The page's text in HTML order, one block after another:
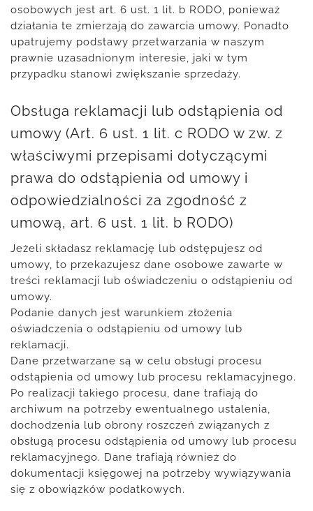
osobowych jest art. 6 ust. 1 lit. b RODO, ponieważ
działania te zmierzają do zawarcia umowy. Ponadto
upatrujemy podstawy przetwarzania w naszym
prawnie uzasadnionym interesie, jaki w tym
przypadku stanowi zwiększanie sprzedaży.
Obsługa reklamacji lub odstąpienia od
umowy (Art. 6 ust. 1 lit. c RODO w zw. z
właściwymi przepisami dotyczącymi
prawa do odstąpienia od umowy i
odpowiedzialności za zgodność z
umową, art. 6 ust. 1 lit. b RODO)
Jeżeli składasz reklamację lub odstępujesz od
umowy, to przekazujesz dane osobowe zawarte w
treści reklamacji lub oświadczeniu o odstąpieniu od
umowy.
Podanie danych jest warunkiem złożenia
oświadczenia o odstąpieniu od umowy lub
reklamacji.
Dane przetwarzane są w celu obsługi procesu
odstąpienia od umowy lub procesu reklamacyjnego.
Po realizacji takiego procesu, dane trafiają do
archiwum na potrzeby ewentualnego ustalenia,
dochodzenia lub obrony roszczeń związanych z
obsługą procesu odstąpienia od umowy lub procesu
reklamacyjnego. Dane trafiają również do
dokumentacji księgowej na potrzeby wywiązywania
się z obowiązków podatkowych.